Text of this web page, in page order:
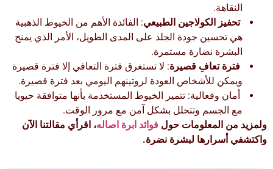
النقاهة.
تحفيز الكولاجين الطبيعي: الفائدة الأهم من الخيوط الذهبية
هي تحسين جودة الجلد على المدى الطويل، الأمر الذي يمنح
البشرة نضارة مستمرة.
فترة تعافِ قصيرة: لا تستغرق فترة التعافي إلا فترة قصيرة
ويمكن للأشخاص العودة لروتينهم اليومي بعد فترة قصيرة.
أمان وفعالية: تتميز الخيوط المستخدمة بأنها متوافقة حيويا
مع الجسم وتتحلل بشكل آمن مع مرور الوقت.
ولمزيد من المعلومات حول فوائد ابرة اصاله، اقرأي مقالتنا الآن
واكتشفي أسرارها لبشرة نضرة.